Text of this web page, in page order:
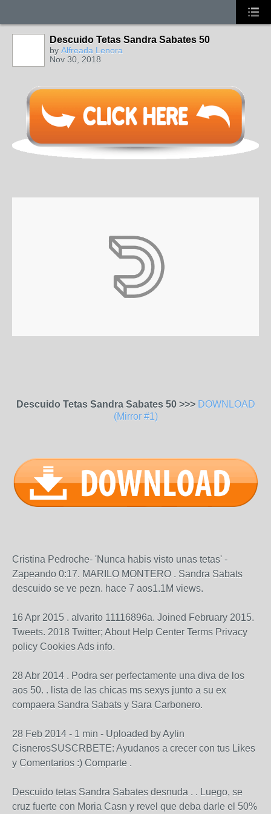
Descuido Tetas Sandra Sabates 50
by Alfreada Lenora
Nov 30, 2018
Descuido Tetas Sandra Sabates 50 >>> DOWNLOAD
(Mirror #1)
Cristina Pedroche- 'Nunca habis visto unas tetas' -
Zapeando 0:17. MARILO MONTERO . Sandra Sabats
descuido se ve pezn. hace 7 aos1.1M views.
16 Apr 2015 . alvarito 11116896a. Joined February 2015.
Tweets. 2018 Twitter; About Help Center Terms Privacy
policy Cookies Ads info.
28 Abr 2014 . Podra ser perfectamente una diva de los
aos 50. . lista de las chicas ms sexys junto a su ex
compaera Sandra Sabats y Sara Carbonero.
28 Feb 2014 - 1 min - Uploaded by Aylin
CisnerosSUSCRBETE: Ayudanos a crecer con tus Likes
y Comentarios :) Comparte .
Descuido tetas Sandra Sabates desnuda . . Luego, se
cruz fuerte con Moria Casn y revel que deba darle el 50%